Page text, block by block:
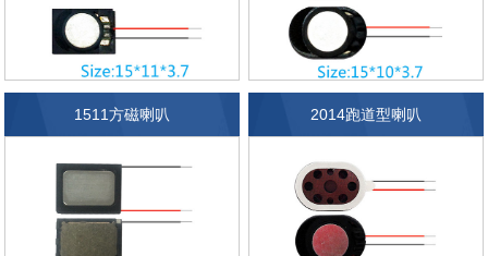
1511方磁喇叭 2014跑道型喇叭